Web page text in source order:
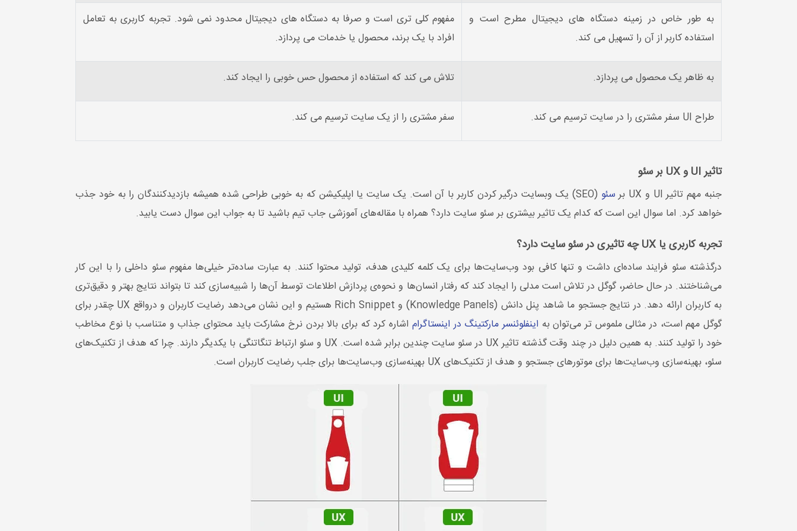
به طور خاص در زمینه دستگاه های دیجیتال مطرح است و
استفاده کاربر از آن را تسهیل می کند.
مفهوم کلی تری است و صرفا به دستگاه های دیجیتال محدود نمی شود. تجربه کاربری به تعامل
افراد با یک برند، محصول یا خدمات می پردازد.
به ظاهر یک محصول می پردازد. تلاش می کند که استفاده از محصول حس خوبی را ایجاد کند.
طراح UI سفر مشتری را در سایت ترسیم می کند. سفر مشتری را از یک سایت ترسیم می کند.
تاثیر UI و UX بر سئو
جنبه مهم تاثیر UI و UX بر سئو
(SEO) یک وبسایت درگیر کردن کاربر با آن است. یک سایت یا اپلیکیشن که به خوبی طراحی شده همیشه بازدیدکنندگان را به خود جذب
خواهد کرد. اما سوال این است که کدام یک تاثیر بیشتری بر سئو سایت دارد؟ همراه با مقاله‌های آموزشی جاب تیم باشید تا به جواب این سوال دست یابید.
تجربه کاربری یا UX چه تاثیری در سئو سایت دارد؟
درگذشته سئو فرایند ساده‌ای داشت و تنها کافی بود وب‌سایت‌ها برای یک کلمه کلیدی هدف، تولید محتوا کنند. به عبارت ساده‌تر خیلی‌ها مفهوم سئو داخلی را با این کار
می‌شناختند. در حال حاضر، گوگل در تلاش است مدلی را ایجاد کند که رفتار انسان‌ها و نحوه‌ی پردازش اطلاعات توسط آن‌ها را شبیه‌سازی کند تا بتواند نتایج بهتر و دقیق‌تری
به کاربران ارائه دهد. در نتایج جستجو ما شاهد پنل دانش (Knowledge Panels) و Rich Snippet هستیم و این نشان می‌دهد رضایت کاربران و درواقع UX چقدر برای
گوگل مهم است، در مثالی ملموس تر می‌توان به اینفلوئنسر مارکتینگ در اینستاگرام اشاره کرد که برای بالا بردن نرخ مشارکت باید محتوای جذاب و متناسب با نوع مخاطب
خود را تولید کنند. به همین دلیل در چند وقت گذشته تاثیر UX در سئو سایت چندین برابر شده است. UX و سئو ارتباط تنگاتنگی با یکدیگر دارند. چرا که هدف از تکنیک‌های
سئو، بهینه‌سازی وب‌سایت‌ها برای موتورهای جستجو و هدف از تکنیک‌های UX بهینه‌سازی وب‌سایت‌ها برای جلب رضایت کاربران است.